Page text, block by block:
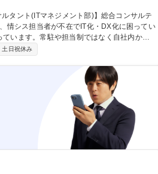
います。常駐や担当制ではなく自社内から
築、トラブル時のサポートなどを担当いた
力して解決していただきます。 募集職
ングファーム
土日祝休み